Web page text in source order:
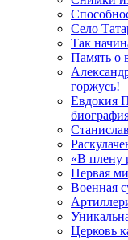
Село
Так
Память о
горжусь!
Евдокия
«В плену
Первая
Военная
Церковь